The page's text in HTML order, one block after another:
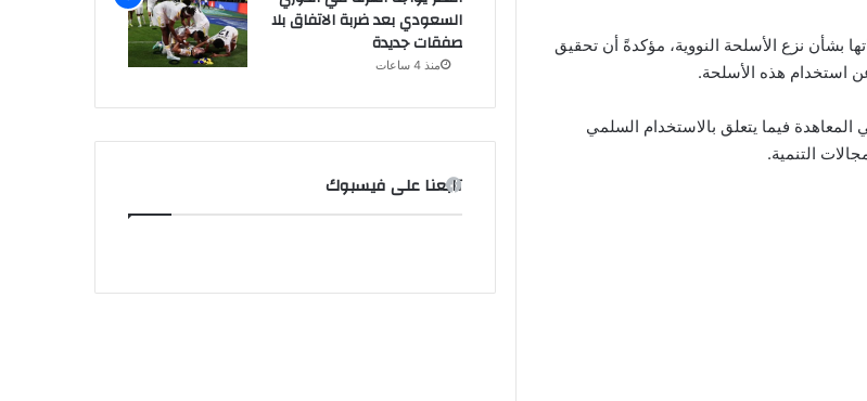
بشأن نزع الأسلحة النووية، مؤكدةً أن تحقيق
عن استخدام هذه الأسلحة.
فيما يتعلق بالاستخدام السلمي
التنمية.
السعودي بعد ضربة الاتفاق بلا
صفقات جديدة
منذ 4 ساعات
تابعنا على فيسبوك